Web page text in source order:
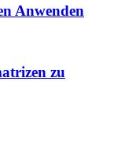
Anwenden
zu